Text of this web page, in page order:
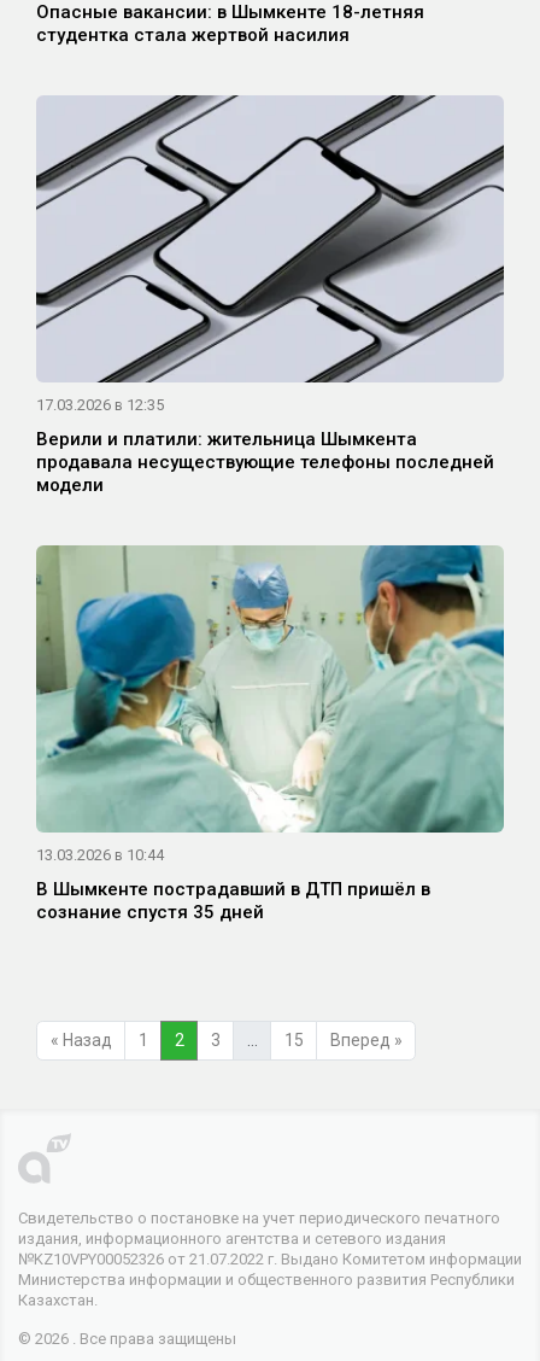
Опасные вакансии: в Шымкенте 18-летняя
студентка стала жертвой насилия
17.03.2026 в 12:35
Верили и платили: жительница Шымкента
продавала несуществующие телефоны последней
модели
13.03.2026 в 10:44
В Шымкенте пострадавший в ДТП пришёл в
сознание спустя 35 дней
« Назад 1 2 3 15 Вперед »
Свидетельство о постановке на учет периодического печатного
издания, информационного агентства и сетевого издания
№KZ10VPY00052326 от 21.07.2022 г. Выдано Комитетом информации
Министерства информации и общественного развития Республики
Казахстан.
© 2026 . Все права защищены